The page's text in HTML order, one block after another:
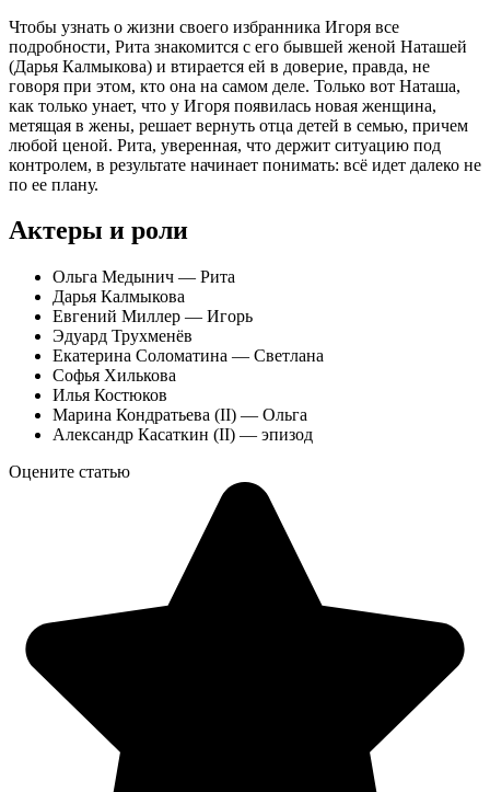
Чтобы узнать о жизни своего избранника Игоря все
подробности, Рита знакомится с его бывшей женой Наташей
(Дарья Калмыкова) и втирается ей в доверие, правда, не
говоря при этом, кто она на самом деле. Только вот Наташа,
как только унает, что у Игоря появилась новая женщина,
метящая в жены, решает вернуть отца детей в семью, причем
любой ценой. Рита, уверенная, что держит ситуацию под
контролем, в результате начинает понимать: всё идет далеко не
по ее плану.
Актеры и роли
Ольга Медынич — Рита
Дарья Калмыкова
Евгений Миллер — Игорь
Эдуард Трухменёв
Екатерина Соломатина — Светлана
Софья Хилькова
Илья Костюков
Марина Кондратьева (II) — Ольга
Александр Касаткин (II) — эпизод
Оцените статью